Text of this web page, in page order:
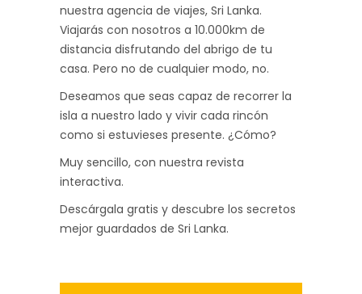
nuestra agencia de viajes, Sri Lanka.
Viajarás con nosotros a 10.000km de
distancia disfrutando del abrigo de tu
casa. Pero no de cualquier modo, no.
Deseamos que seas capaz de recorrer la
isla a nuestro lado y vivir cada rincón
como si estuvieses presente. ¿Cómo?
Muy sencillo, con nuestra revista
interactiva.
Descárgala gratis y descubre los secretos
mejor guardados de Sri Lanka.